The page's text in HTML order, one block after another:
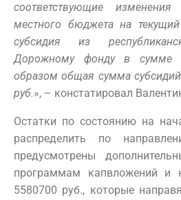
соответствующие
местного бюджета на
субсидия из
Дорожному фонду в сумме
образом общая сумма
руб.», – констатировал
Остатки по состоянию на
распределить по
предусмотрены
программам капвложений и
5580700 руб., которые